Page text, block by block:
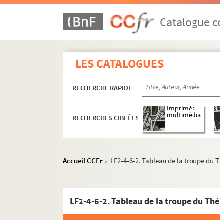
Catalogue
LES CATALOGUES
RECHERCHE RAPIDE
RECHERCHES CIBLÉES
Imprimés
multimédia
Accueil CCFr > LF2-4-6-2. Tableau de la troupe du
LF2-4-6-2. Tableau de la troupe du